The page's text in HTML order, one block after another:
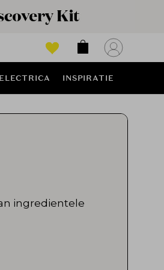
ELECTRICA INSPIRATIE
ingredientele
a răspunde
cu